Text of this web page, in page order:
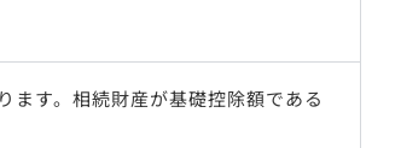
ます。相続財産が基礎控除額である